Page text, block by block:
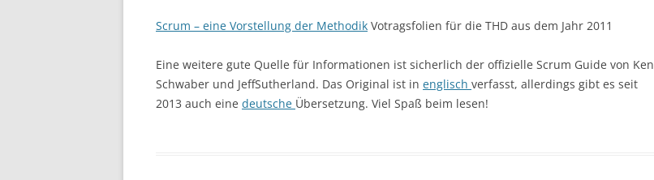
Scrum – eine Vorstellung der Methodik Votragsfolien für die THD aus dem Jahr 2011
Eine weitere gute Quelle für Informationen ist sicherlich der offizielle Scrum Guide von Ken
Schwaber und JeffSutherland. Das Original ist in englisch verfasst, allerdings gibt es seit
2013 auch eine deutsche Übersetzung. Viel Spaß beim lesen!